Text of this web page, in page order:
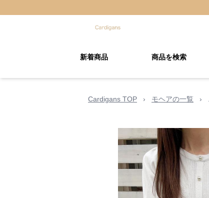
新着商品 商品を検索
Cardigans TOP › モヘアの一覧 ›